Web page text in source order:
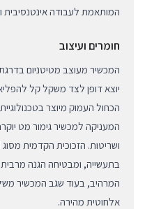
המותאמת לעבודה אינטנסיבית
חומרים ועיצוב
המכשיר מעוצב מטיטניום
יוצא דופן לצד משקל קל
הכחול העמוק מיוצר
המעניקה למכשיר גימור מט
המרהיב, בעוד שגב המכשיר
אלחוטית מהירה.